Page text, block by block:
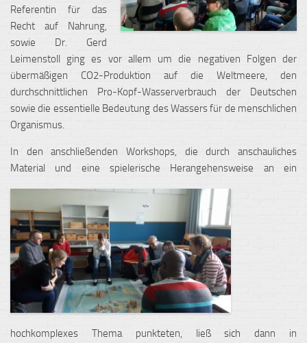
Referentin für das
Recht auf Nahrung,
sowie Dr. Gerd
Leimenstoll ging es vor allem um die negativen Folgen der
übermäßigen CO2-Produktion auf die Weltmeere, den
durchschnittlichen Pro-Kopf-Wasserverbrauch der Deutschen
sowie die essentielle Bedeutung des Wassers für de menschlichen
Organismus.
In den anschließenden Workshops, die durch anschauliches
Material und eine spielerische Herangehensweise an ein
hochkomplexes Thema punkteten, ließ sich dann in